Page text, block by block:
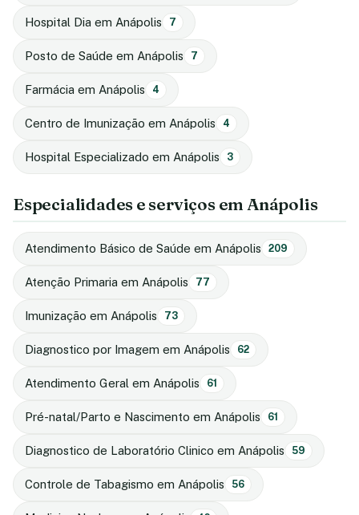
Hospital Dia em Anápolis 7
Posto de Saúde em Anápolis 7
Farmácia em Anápolis 4
Centro de Imunização em Anápolis 4
Hospital Especializado em Anápolis 3
Especialidades e serviços em Anápolis
Atendimento Básico de Saúde em Anápolis 209
Atenção Primaria em Anápolis 77
Imunização em Anápolis 73
Diagnostico por Imagem em Anápolis 62
Atendimento Geral em Anápolis 61
Pré-natal/Parto e Nascimento em Anápolis 61
Diagnostico de Laboratório Clinico em Anápolis 59
Controle de Tabagismo em Anápolis 56